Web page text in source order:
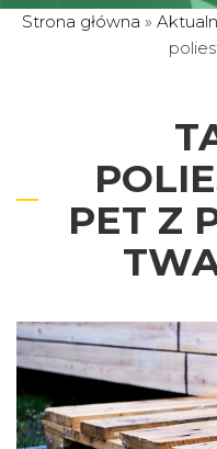
Strona główna »
PET Z